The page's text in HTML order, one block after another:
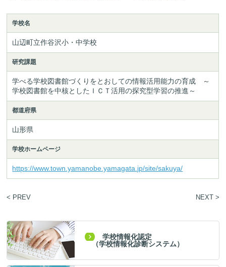
学校名
山辺町立作谷沢小・中学校
研究課題
学べる学校図書館づくりをとおしての情報活用能力の育成　～
学校図書館を中核としたＩＣＴ活用の探究型学習の推進～
都道府県
山形県
学校ホームページ
https://www.town.yamanobe.yamagata.jp/site/sakuya/
< PREV NEXT >
学校情報化認定
（学校情報化診断システム）